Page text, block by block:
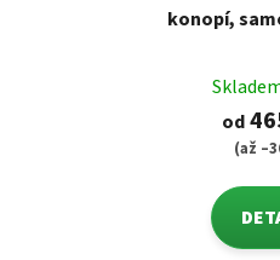
konopí,
od
(až